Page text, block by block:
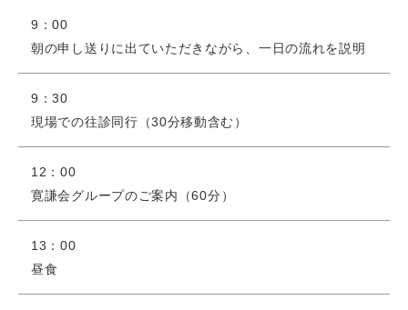
9：00
朝の申し送りに出ていただきながら、一日の流れを説明
9：30
現場での往診同行（30分移動含む）
12：00
寛謙会グループのご案内（60分）
13：00
昼食